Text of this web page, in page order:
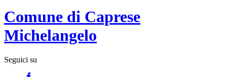
Comune di Caprese
Michelangelo
Seguici su